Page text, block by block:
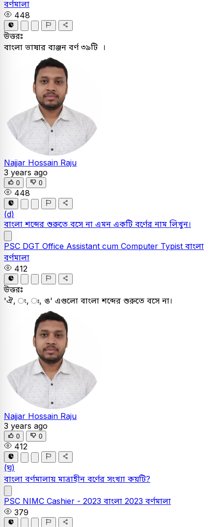
বর্ণমালা
448
উত্তরঃ
বাংলা ভাষার ব্যঞ্জন বর্ণ ৩৯টি ।
Najjar Hossain Raju
3 years ago
0 0
448
(d)
বাংলা শব্দের শুরুতে বসে না এমন একটি বর্ণের নাম লিখুন।
PSC DGT Office Assistant cum Computer Typist বাংলা
বর্ণমালা
412
উত্তরঃ
'ঐ, ং, ঃ, ঙ' এগুলো বাংলা শব্দের শুরুতে বসে না।
Najjar Hossain Raju
3 years ago
0 0
412
(ঘ)
বাংলা বর্ণমালায় মাত্রাহীন বর্ণের সংখ্যা কয়টি?
PSC NIMC Cashier - 2023 বাংলা 2023 বর্ণমালা
379